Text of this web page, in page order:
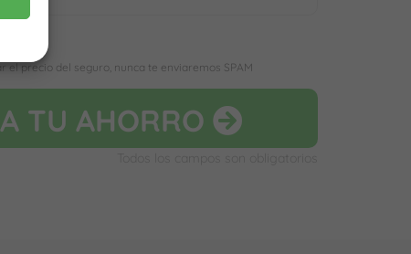
el precio del seguro, nunca te enviaremos SPAM
TU AHORRO